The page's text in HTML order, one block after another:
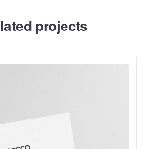
projects